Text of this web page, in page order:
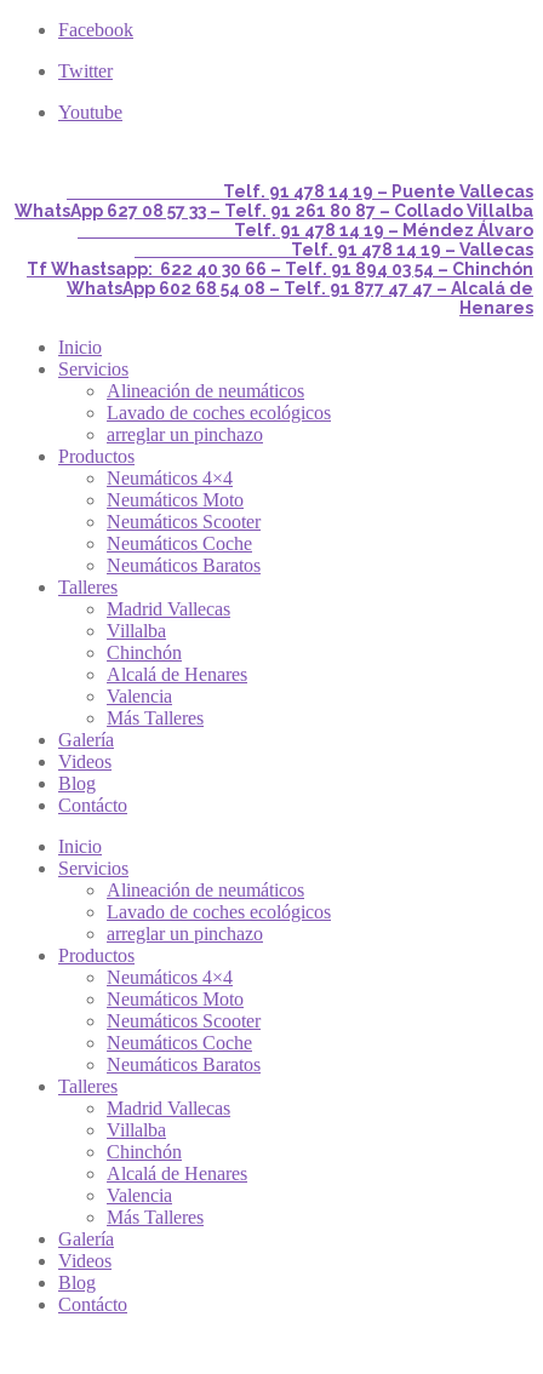
Facebook
Twitter
Youtube
Telf. 91 478 14 19 – Puente Vallecas
WhatsApp 627 08 57 33 – Telf. 91 261 80 87 – Collado Villalba
Telf. 91 478 14 19 – Méndez Álvaro
Telf. 91 478 14 19 – Vallecas
Tf Whastsapp: 622 40 30 66 – Telf. 91 894 03 54 – Chinchón
WhatsApp 602 68 54 08 – Telf. 91 877 47 47 – Alcalá de
Henares
Inicio
Servicios
Alineación de neumáticos
Lavado de coches ecológicos
arreglar un pinchazo
Productos
Neumáticos 4×4
Neumáticos Moto
Neumáticos Scooter
Neumáticos Coche
Neumáticos Baratos
Talleres
Madrid Vallecas
Villalba
Chinchón
Alcalá de Henares
Valencia
Más Talleres
Galería
Videos
Blog
Contácto
Inicio
Servicios
Alineación de neumáticos
Lavado de coches ecológicos
arreglar un pinchazo
Productos
Neumáticos 4×4
Neumáticos Moto
Neumáticos Scooter
Neumáticos Coche
Neumáticos Baratos
Talleres
Madrid Vallecas
Villalba
Chinchón
Alcalá de Henares
Valencia
Más Talleres
Galería
Videos
Blog
Contácto